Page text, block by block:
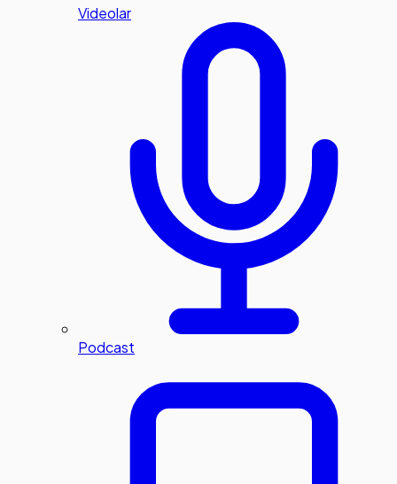
Videolar
Podcast